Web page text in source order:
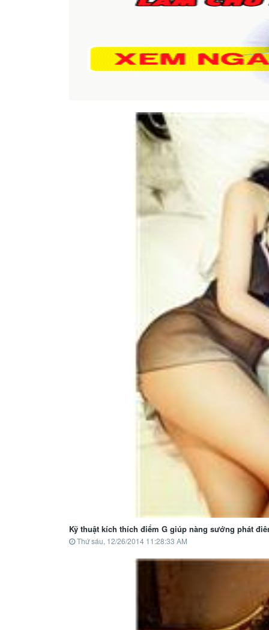
Kỹ thuật kích thích điểm G giúp nàng sướng phát
Thứ sáu, 12/26/2014 11:28:33 AM